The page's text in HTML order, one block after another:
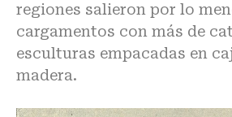
regiones salieron por lo
cargamentos con más de
esculturas empacadas en
madera.